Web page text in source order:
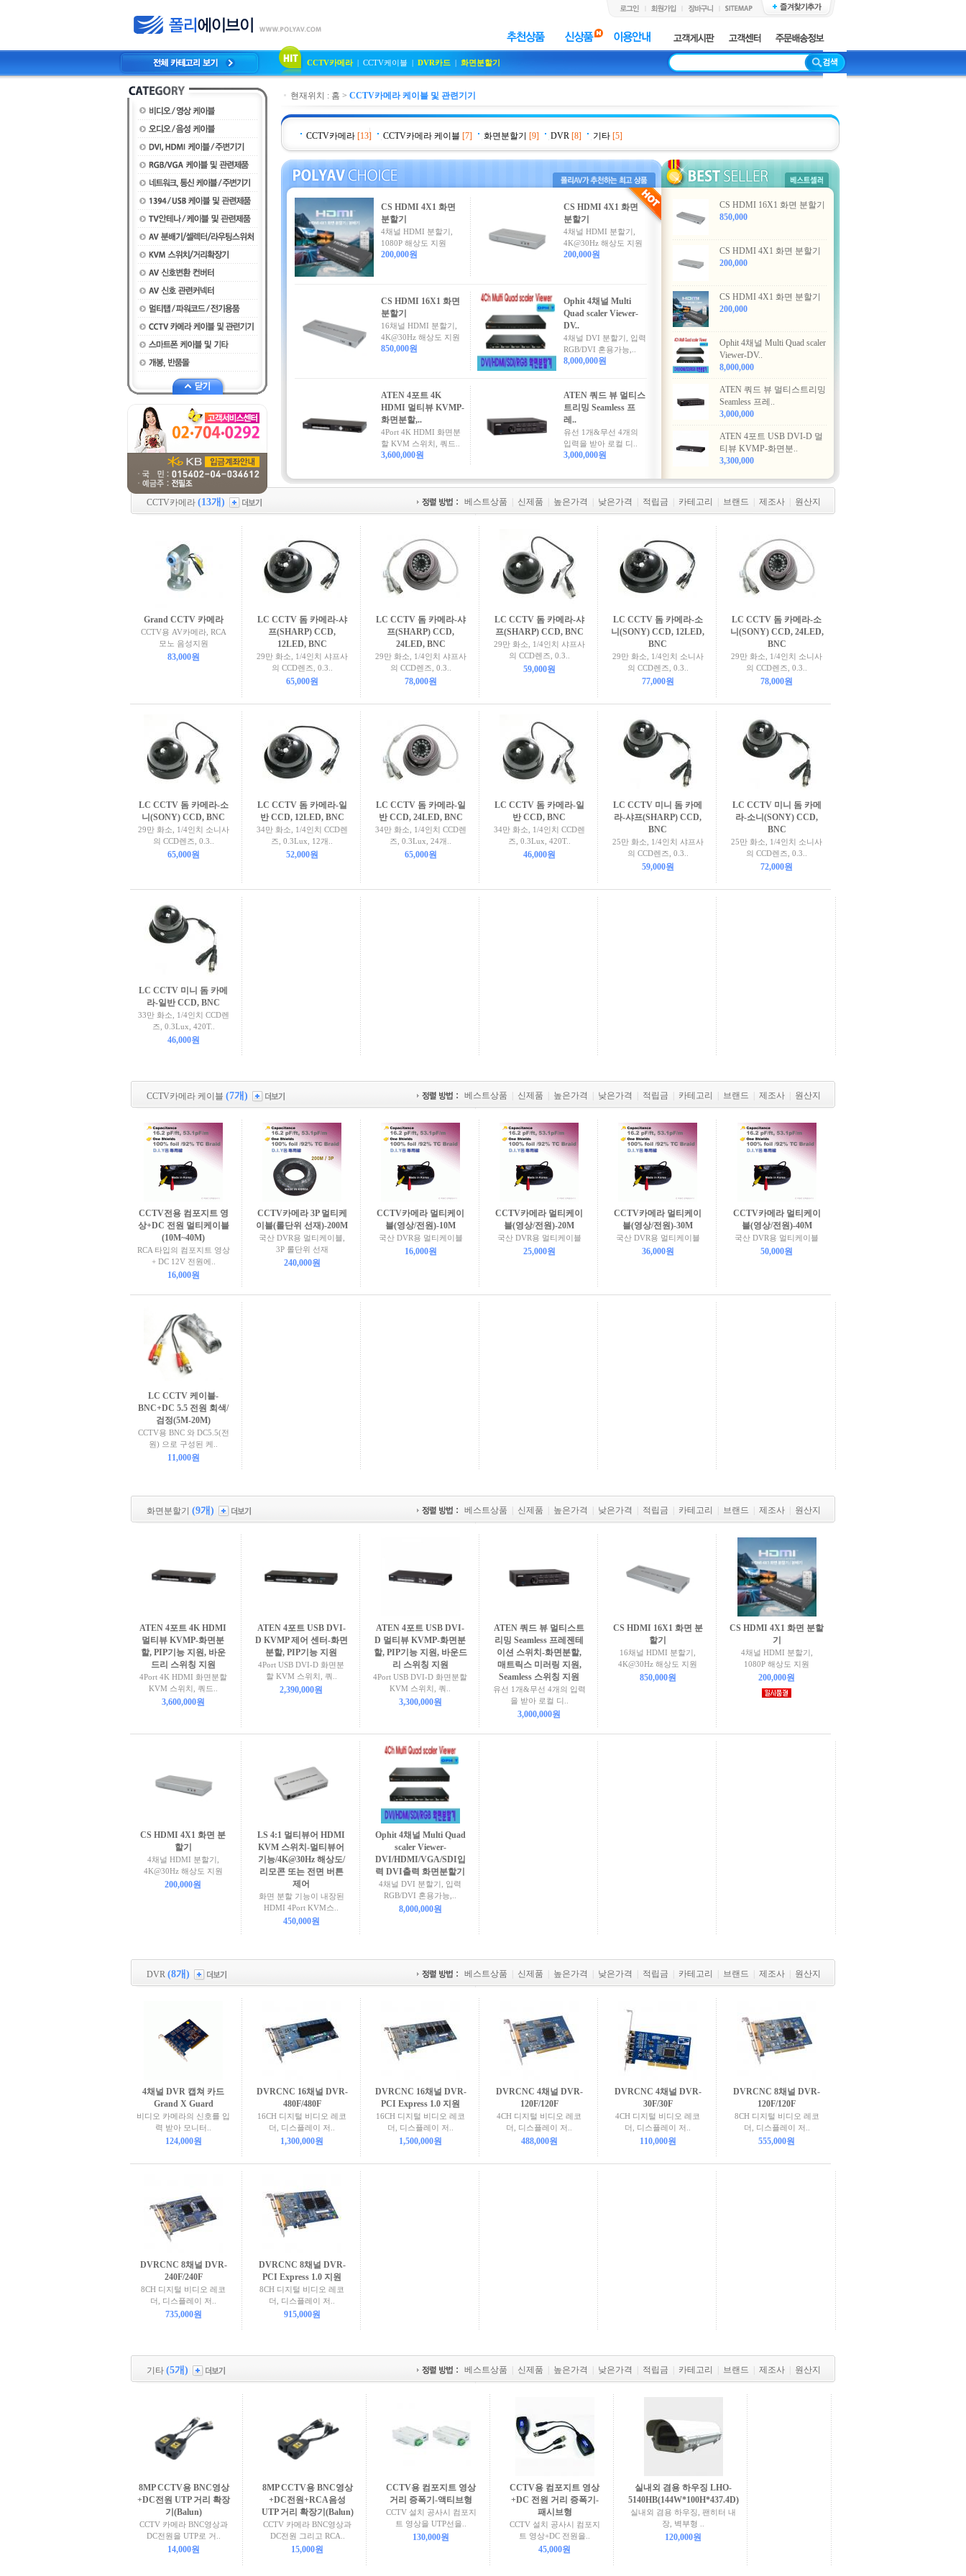
CCTV카메라| CCTV케이블 | DVR카드 | 화면분할기
현재위치 : 홈 > CCTV카메라 케이블 및 관련기기
CCTV카메라 [13] CCTV카메라 케이블 [7] 화면분할기 [9] DVR [8] 기타 [5]
CS HDMI 4X1 화면
분할기
4채널 HDMI 분할기,
1080P 해상도 지원
200,000원
CS HDMI 4X1 화면
분할기
4채널 HDMI 분할기,
4K@30Hz 해상도 지원
200,000원
CS HDMI 16X1 화면
분할기
16채널 HDMI 분할기,
4K@30Hz 해상도 지원
850,000원
Ophit 4채널 Multi
Quad scaler Viewer-
DV..
4채널 DVI 분할기, 입력
RGB/DVI 혼용가능,..
8,000,000원
ATEN 4포트 4K
HDMI 멀티뷰 KVMP-
화면분할,..
4Port 4K HDMI 화면분
할 KVM 스위치, 쿼드..
3,600,000원
ATEN 쿼드 뷰 멀티스
트리밍 Seamless 프
레..
유선 1개&무선 4개의
입력을 받아 로컬 디..
3,000,000원
CS HDMI 16X1 화면 분할기
850,000
CS HDMI 4X1 화면 분할기
200,000
CS HDMI 4X1 화면 분할기
200,000
Ophit 4채널 Multi Quad scaler
Viewer-DV..
8,000,000
ATEN 쿼드 뷰 멀티스트리밍
Seamless 프레..
3,000,000
ATEN 4포트 USB DVI-D 멀
티뷰 KVMP-화면분..
3,300,000
CCTV카메라 (13개) 베스트상품 신제품 높은가격 낮은가격 적립금 카테고리 브랜드 제조사 원산지
Grand CCTV 카메라
CCTV용 AV카메라, RCA
모노 음성지원
83,000원
LC CCTV 돔 카메라-샤
프(SHARP) CCD,
12LED, BNC
29만 화소, 1/4인치 샤프사
의 CCD렌즈, 0.3..
65,000원
LC CCTV 돔 카메라-샤
프(SHARP) CCD,
24LED, BNC
29만 화소, 1/4인치 샤프사
의 CCD렌즈, 0.3..
78,000원
LC CCTV 돔 카메라-샤
프(SHARP) CCD, BNC
29만 화소, 1/4인치 샤프사
의 CCD렌즈, 0.3..
59,000원
LC CCTV 돔 카메라-소
니(SONY) CCD, 12LED,
BNC
29만 화소, 1/4인치 소니사
의 CCD렌즈, 0.3..
77,000원
LC CCTV 돔 카메라-소
니(SONY) CCD, 24LED,
BNC
29만 화소, 1/4인치 소니사
의 CCD렌즈, 0.3..
78,000원
LC CCTV 돔 카메라-소
니(SONY) CCD, BNC
29만 화소, 1/4인치 소니사
의 CCD렌즈, 0.3..
65,000원
LC CCTV 돔 카메라-일
반 CCD, 12LED, BNC
34만 화소, 1/4인치 CCD렌
즈, 0.3Lux, 12개..
52,000원
LC CCTV 돔 카메라-일
반 CCD, 24LED, BNC
34만 화소, 1/4인치 CCD렌
즈, 0.3Lux, 24개..
65,000원
LC CCTV 돔 카메라-일
반 CCD, BNC
34만 화소, 1/4인치 CCD렌
즈, 0.3Lux, 420T..
46,000원
LC CCTV 미니 돔 카메
라-샤프(SHARP) CCD,
BNC
25만 화소, 1/4인치 샤프사
의 CCD렌즈, 0.3..
59,000원
LC CCTV 미니 돔 카메
라-소니(SONY) CCD,
BNC
25만 화소, 1/4인치 소니사
의 CCD렌즈, 0.3..
72,000원
LC CCTV 미니 돔 카메
라-일반 CCD, BNC
33만 화소, 1/4인치 CCD렌
즈, 0.3Lux, 420T..
46,000원
CCTV카메라 케이블 (7개) 베스트상품 신제품 높은가격 낮은가격 적립금 카테고리 브랜드 제조사 원산지
CCTV전용 컴포지트 영
상+DC 전원 멀티케이블
(10M~40M)
RCA 타입의 컴포지트 영상
+ DC 12V 전원에..
16,000원
CCTV카메라 3P 멀티케
이블(롤단위 선재)-200M
국산 DVR용 멀티케이블,
3P 롤단위 선재
240,000원
CCTV카메라 멀티케이
블(영상/전원)-10M
국산 DVR용 멀티케이블
16,000원
CCTV카메라 멀티케이
블(영상/전원)-20M
국산 DVR용 멀티케이블
25,000원
CCTV카메라 멀티케이
블(영상/전원)-30M
국산 DVR용 멀티케이블
36,000원
CCTV카메라 멀티케이
블(영상/전원)-40M
국산 DVR용 멀티케이블
50,000원
LC CCTV 케이블-
BNC+DC 5.5 전원 회색/
검정(5M-20M)
CCTV용 BNC 와 DC5.5(전
원) 으로 구성된 케..
11,000원
화면분할기 (9개) 베스트상품 신제품 높은가격 낮은가격 적립금 카테고리 브랜드 제조사 원산지
ATEN 4포트 4K HDMI
멀티뷰 KVMP-화면분
할, PIP기능 지원, 바운
드리 스위칭 지원
4Port 4K HDMI 화면분할
KVM 스위치, 쿼드..
3,600,000원
ATEN 4포트 USB DVI-
D KVMP 제어 센터-화면
분할, PIP기능 지원
4Port USB DVI-D 화면분
할 KVM 스위치, 쿼..
2,390,000원
ATEN 4포트 USB DVI-
D 멀티뷰 KVMP-화면분
할, PIP기능 지원, 바운드
리 스위칭 지원
4Port USB DVI-D 화면분할
KVM 스위치, 쿼..
3,300,000원
ATEN 쿼드 뷰 멀티스트
리밍 Seamless 프레젠테
이션 스위치-화면분할,
매트릭스 미러링 지원,
Seamless 스위칭 지원
유선 1개&무선 4개의 입력
을 받아 로컬 디..
3,000,000원
CS HDMI 16X1 화면 분
할기
16채널 HDMI 분할기,
4K@30Hz 해상도 지원
850,000원
CS HDMI 4X1 화면 분할
기
4채널 HDMI 분할기,
1080P 해상도 지원
200,000원
CS HDMI 4X1 화면 분
할기
4채널 HDMI 분할기,
4K@30Hz 해상도 지원
200,000원
LS 4:1 멀티뷰어 HDMI
KVM 스위치-멀티뷰어
기능/4K@30Hz 해상도/
리모콘 또는 전면 버튼
제어
화면 분할 기능이 내장된
HDMI 4Port KVM스..
450,000원
Ophit 4채널 Multi Quad
scaler Viewer-
DVI/HDMI/VGA/SDI입
력 DVI출력 화면분할기
4채널 DVI 분할기, 입력
RGB/DVI 혼용가능,..
8,000,000원
DVR (8개) 베스트상품 신제품 높은가격 낮은가격 적립금 카테고리 브랜드 제조사 원산지
4채널 DVR 캡쳐 카드
Grand X Guard
비디오 카메라의 신호를 입
력 받아 모니터..
124,000원
DVRCNC 16채널 DVR-
480F/480F
16CH 디지털 비디오 레코
더, 디스플레이 저..
1,300,000원
DVRCNC 16채널 DVR-
PCI Express 1.0 지원
16CH 디지털 비디오 레코
더, 디스플레이 저..
1,500,000원
DVRCNC 4채널 DVR-
120F/120F
4CH 디지털 비디오 레코
더, 디스플레이 저..
488,000원
DVRCNC 4채널 DVR-
30F/30F
4CH 디지털 비디오 레코
더, 디스플레이 저..
110,000원
DVRCNC 8채널 DVR-
120F/120F
8CH 디지털 비디오 레코
더, 디스플레이 저..
555,000원
DVRCNC 8채널 DVR-
240F/240F
8CH 디지털 비디오 레코
더, 디스플레이 저..
735,000원
DVRCNC 8채널 DVR-
PCI Express 1.0 지원
8CH 디지털 비디오 레코
더, 디스플레이 저..
915,000원
기타 (5개) 베스트상품 신제품 높은가격 낮은가격 적립금 카테고리 브랜드 제조사 원산지
8MP CCTV용 BNC영상
+DC전원 UTP 거리 확장
기(Balun)
CCTV 카메라 BNC영상과
DC전원을 UTP로 거..
14,000원
8MP CCTV용 BNC영상
+DC전원+RCA음성
UTP 거리 확장기(Balun)
CCTV 카메라 BNC영상과
DC전원 그리고 RCA..
15,000원
CCTV용 컴포지트 영상
거리 증폭기-액티브형
CCTV 설치 공사시 컴포지
트 영상을 UTP선을..
130,000원
CCTV용 컴포지트 영상
+DC 전원 거리 증폭기-
패시브형
CCTV 설치 공사시 컴포지
트 영상+DC 전원을..
45,000원
실내외 겸용 하우징 LHO-
5140HB(144W*100H*437.4D)
실내외 겸용 하우징, 팬히터 내
장, 벽부형 ..
120,000원